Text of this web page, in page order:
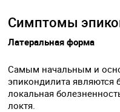
Симптомы
Латеральная форма
Самым начальным и
эпикондилита
локальная
локтя.